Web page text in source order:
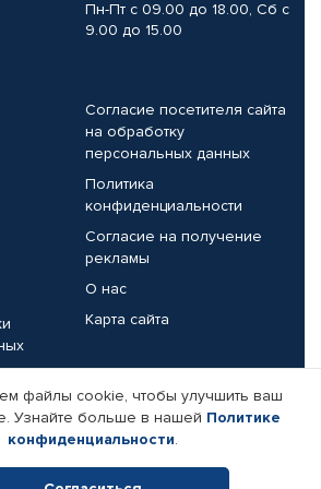
Пн-Пт с 09.00 до 18.00, Сб с
9.00 до 15.00
Согласие посетителя сайта
на обработку
персональных данных
Политика
конфиденциальности
Согласие на получение
рекламы
О нас
Карта сайта
Реквизиты компании
файлы cookie, чтобы улучшить ваш
Узнайте больше в нашей Политике
конфиденциальности.